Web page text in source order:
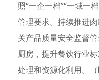
照“一企一档”“一域一
管理要求。持续推进
关产品质量安全监督
厨房，提升餐饮行业
处理和资源化利用。